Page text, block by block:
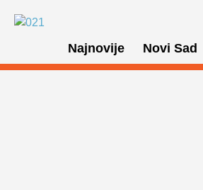
Najnovije Novi Sad